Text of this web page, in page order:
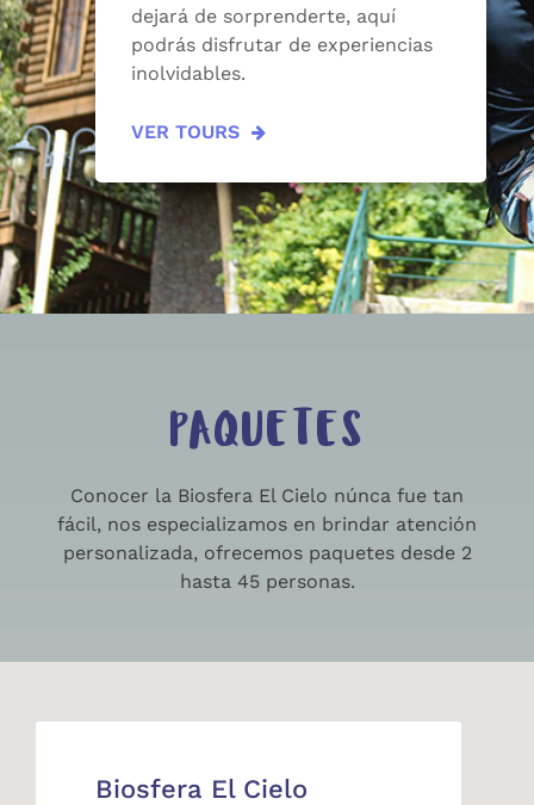
dejará de sorprenderte, aquí
podrás disfrutar de experiencias
inolvidables.
VER TOURS
PAQUETES
Conocer la Biosfera El Cielo núnca fue tan
fácil, nos especializamos en brindar atención
personalizada, ofrecemos paquetes desde 2
hasta 45 personas.
Biosfera El Cielo